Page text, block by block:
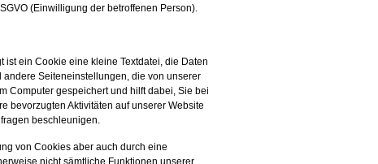
(Einwilligung der betroffenen Person).
ist ein Cookie eine kleine Textdatei, die Daten
andere Seiteneinstellungen, die von unserer
Computer gespeichert und hilft dabei, Sie bei
bevorzugten Aktivitäten auf unserer Website
beschleunigen.
von Cookies aber auch durch eine
nicht sämtliche Funktionen unserer